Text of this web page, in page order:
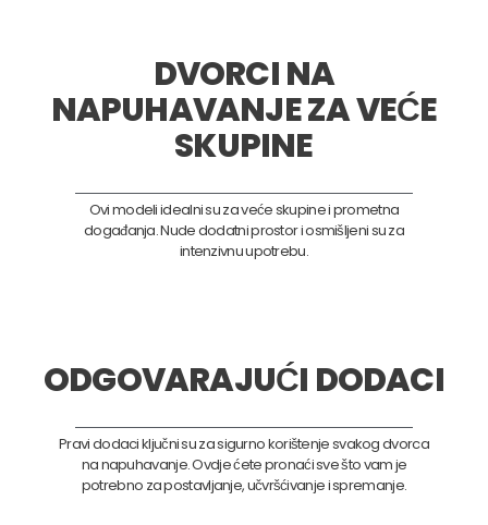
DVORCI NA
NAPUHAVANJE ZA VEĆE
SKUPINE
Ovi modeli idealni su za veće skupine i prometna
događanja. Nude dodatni prostor i osmišljeni su za
intenzivnu upotrebu.
ODGOVARAJUĆI DODACI
Pravi dodaci ključni su za sigurno korištenje svakog dvorca
na napuhavanje. Ovdje ćete pronaći sve što vam je
potrebno za postavljanje, učvršćivanje i spremanje.